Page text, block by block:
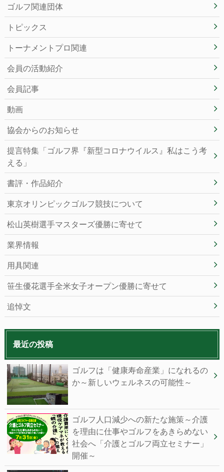
ゴルフ関連団体
トピックス
トーナメントプロ関連
会員の活動紹介
会員記事
動画
協会からのお知らせ
提言特集「ゴルフ界『新型コロナウイルス』私はこう考
える」
書評・作品紹介
東京オリンピックゴルフ競技について
松山英樹選手マスターズ優勝に寄せて
業界情報
用具関連
笹生優花選手全米女子オープン優勝に寄せて
追悼文
最近の投稿
ゴルフは「健康寿命産業」になれるの
か～新しいウェルネスの可能性～
ゴルフ人口減少への新たな施策～介護
を理由に仕事やゴルフをあきらめない
社会へ「介護とゴルフ両立セミナー」
開催～